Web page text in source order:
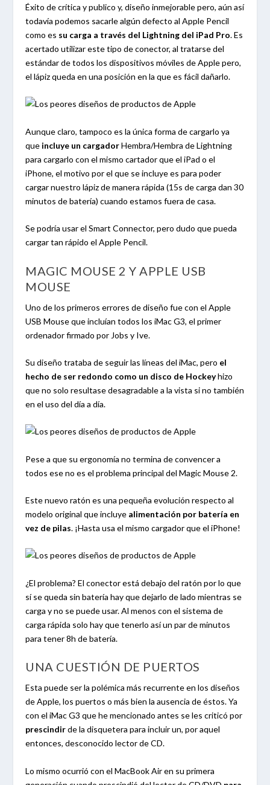
Éxito de crítica y publico y, diseño inmejorable pero, aún así
todavía podemos sacarle algún defecto al Apple Pencil
como es su carga a través del Lightning del iPad Pro. Es
acertado utilizar este tipo de conector, al tratarse del
estándar de todos los dispositivos móviles de Apple pero,
el lápiz queda en una posición en la que es fácil dañarlo.
Aunque claro, tampoco es la única forma de cargarlo ya
que incluye un cargadorHembra/Hembra de Lightning
para cargarlo con el mismo cartador que el iPad o el
iPhone, el motivo por el que se incluye es para poder
cargar nuestro lápiz de manera rápida (15s de carga dan 30
minutos de batería) cuando estamos fuera de casa.
Se podría usar el Smart Connector, pero dudo que pueda
cargar tan rápido el Apple Pencil.
MAGIC MOUSE 2 Y APPLE USB
MOUSE
Uno de los primeros errores de diseño fue con el Apple
USB Mouse que incluían todos los iMac G3, el primer
ordenador firmado por Jobs y Ive.
Su diseño trataba de seguir las líneas del iMac, pero el
hecho de ser redondo como un disco de Hockeyhizo
que no solo resultase desagradable a la vista si no también
en el uso del día a día.
Pese a que su ergonomía no termina de convencer a
todos ese no es el problema principal del Magic Mouse 2.
Este nuevo ratón es una pequeña evolución respecto al
modelo original que incluye alimentación por batería en
vez de pilas. ¡Hasta usa el mismo cargador que el iPhone!
¿El problema? El conector está debajo del ratón por lo que
sí se queda sin batería hay que dejarlo de lado mientras se
carga y no se puede usar. Al menos con el sistema de
carga rápida solo hay que tenerlo así un par de minutos
para tener 8h de batería.
UNA CUESTIÓN DE PUERTOS
Esta puede ser la polémica más recurrente en los diseños
de Apple, los puertos o más bien la ausencia de éstos. Ya
con el iMac G3 que he mencionado antes se les criticó por
prescindirde la disquetera para incluir un, por aquel
entonces, desconocido lector de CD.
Lo mismo ocurrió con el MacBook Air en su primera